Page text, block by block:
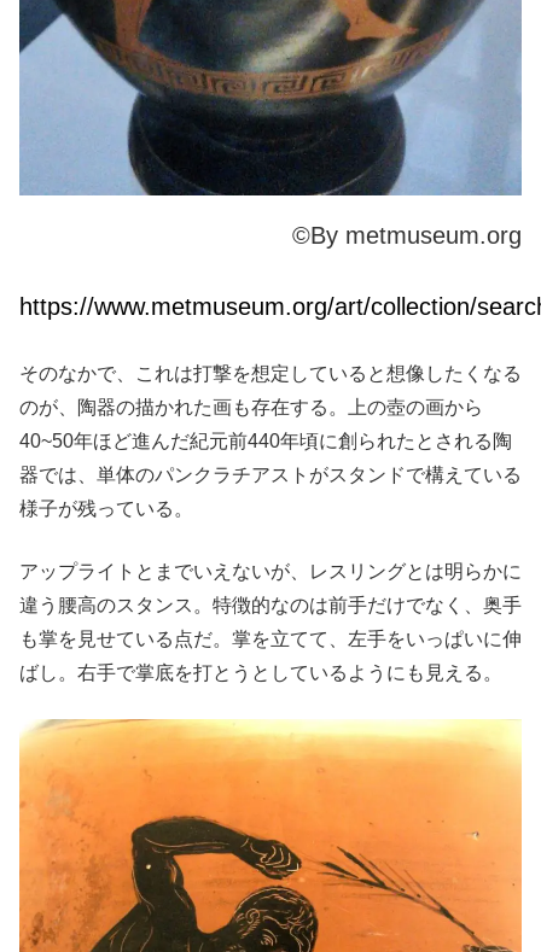
©By metmuseum.org
https://www.metmuseum.org/art/collection/
そのなかで、これは打撃を想定していると想像したくなる
のが、陶器の描かれた画も存在する。上の壺の画から
40~50年ほど進んだ紀元前440年頃に創られたとされる陶
器では、単体のパンクラチアストがスタンドで構えている
様子が残っている。
アップライトとまでいえないが、レスリングとは明らかに
違う腰高のスタンス。特徴的なのは前手だけでなく、奥手
も掌を見せている点だ。掌を立てて、左手をいっぱいに伸
ばし。右手で掌底を打とうとしているようにも見える。